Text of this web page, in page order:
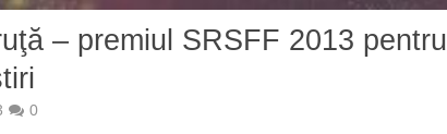
– premiul SRSFF 2013 pentru
0